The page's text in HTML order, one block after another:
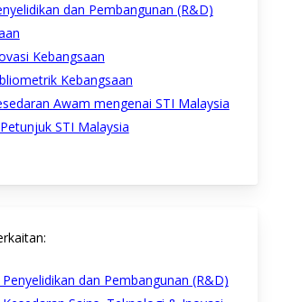
dan Pembangunan (R&D)
Kebangsaan
Kebangsaan
Awam mengenai STI Malaysia
STI Malaysia
dan Pembangunan (R&D)